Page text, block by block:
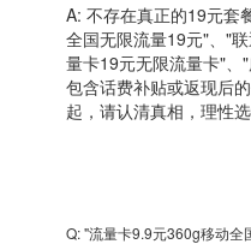
A: 不存在真正的19元套
全国无限流量19元"、"
量卡19元无限流量卡"、
包含话费补贴或返现后
起，请认清真相，理性选
Q: "流量卡9.9元360g移动全